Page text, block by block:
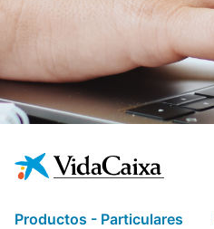
Productos - Particulares